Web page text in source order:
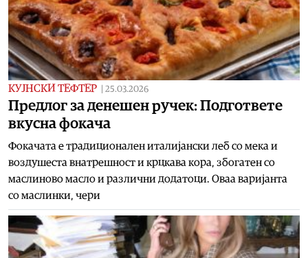
КУЈНСКИ ТЕФТЕР 25.03.2026
Предлог за денешен ручек: Подгответе
вкусна фокача
Фокачата е традиционален италијански леб со мека и
воздушеста внатрешност и крцкава кора, збогатен со
маслиново масло и различни додатоци. Оваа варијанта
со маслинки, чери